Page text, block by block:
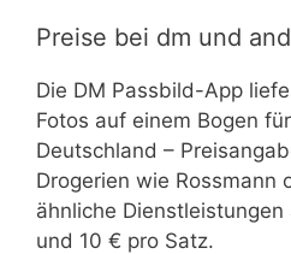
Preise bei dm und
Die DM Passbild-App
Fotos auf einem Bogen
Deutschland –
Drogerien wie Rossmann
ähnliche
und 10 € pro Satz.